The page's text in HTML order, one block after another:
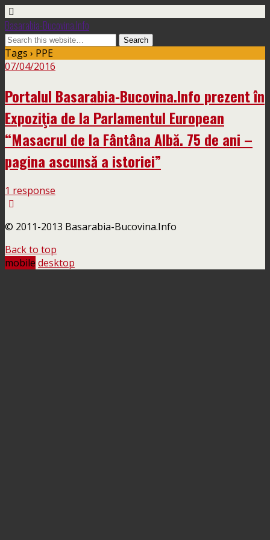
Basarabia-Bucovina.Info
Tags › PPE
07/04/2016
Portalul Basarabia-Bucovina.Info prezent în
Expoziţia de la Parlamentul European
“Masacrul de la Fântâna Albă. 75 de ani –
pagina ascunsă a istoriei”
1 response
© 2011-2013 Basarabia-Bucovina.Info
Back to top
mobile desktop